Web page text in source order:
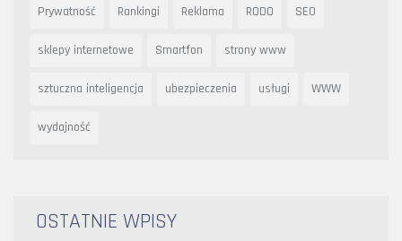
Prywatność Rankingi Reklama RODO SEO
sklepy internetowe Smartfon strony www
sztuczna inteligencja ubezpieczenia usługi WWW
wydajność
OSTATNIE WPISY